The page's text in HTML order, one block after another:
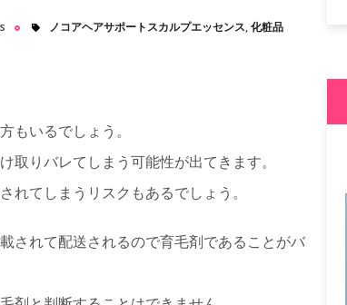
ノコアヘアサポートスカルプエッセンス,化粧品
もいるでしょう。
取りバレてしまう可能性が出てきます。
れてしまうリスクもあるでしょう。
されて配送されるので育毛剤であることがバ